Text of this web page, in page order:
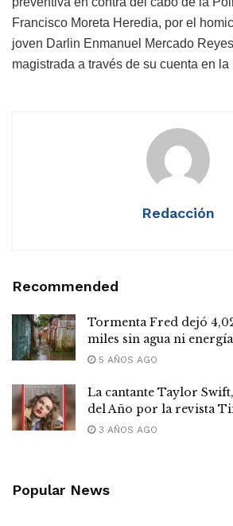
Francisco Moreta Heredia, por el
joven Darlin Enmanuel Mercado
magistrada a través de su cuenta en la
Redacción
Recommended
Tormenta Fred dejó
miles sin agua ni
5 AÑOS AGO
La cantante Taylor
del Año por la revista
3 AÑOS AGO
Popular News